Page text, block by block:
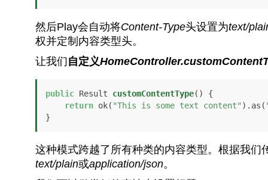
然后Play会自动将Content-Type头设置为text/
权并定制内容类型头。
让我们自定义
public Result customContentType()
{
return ok( "This is some text content" ).as(
}
这种模式跨越了所有种类的内容类型。根据我们
text/plain或application/json。